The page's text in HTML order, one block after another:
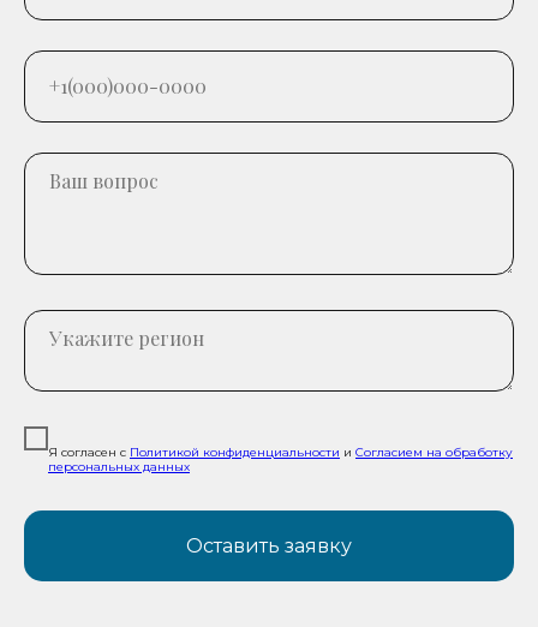
Я согласен с Политикой конфиденциальности и Согласием на обработку
персональных данных
Оставить заявку